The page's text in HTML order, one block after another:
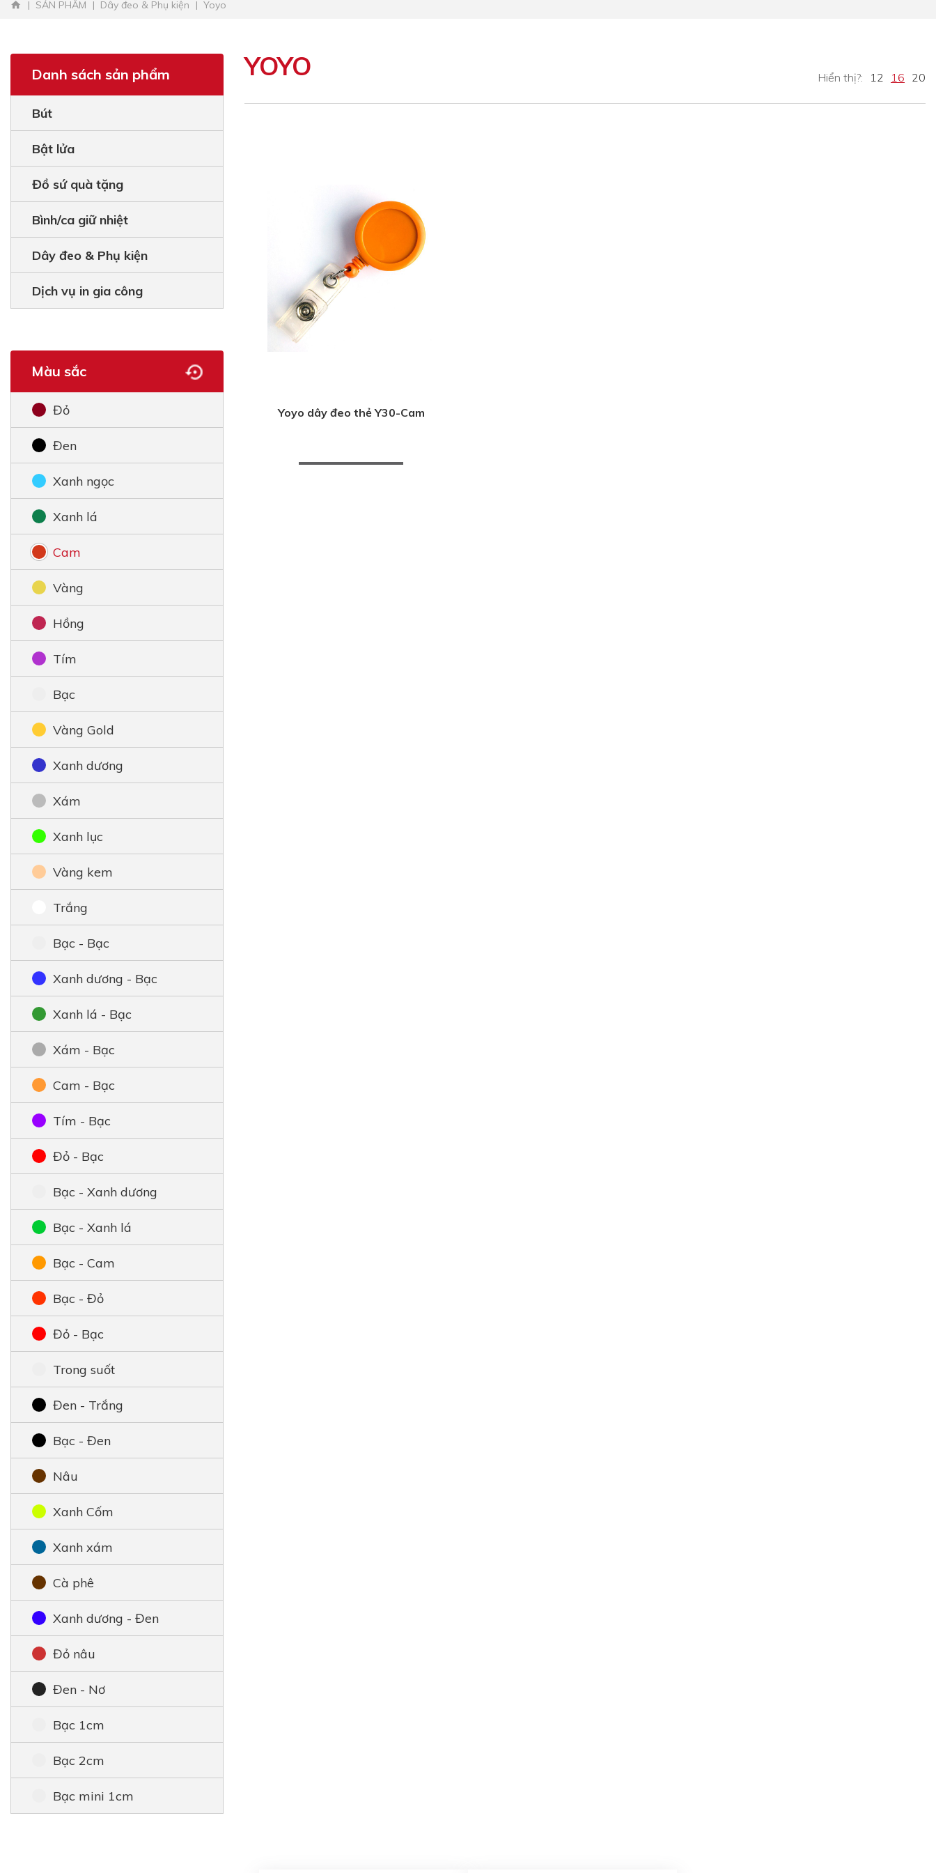
SẢN PHẨM Dây đeo & Phụ kiện Yoyo
Danh sách sản phẩm
Bút
Bật lửa
Đồ sứ quà tặng
Bình/ca giữ nhiệt
Dây đeo & Phụ kiện
Dịch vụ in gia công
Màu sắc
Đỏ
Đen
Xanh ngọc
Xanh lá
Cam
Vàng
Hồng
Tím
Bạc
Vàng Gold
Xanh dương
Xám
Xanh lục
Vàng kem
Trắng
Bạc - Bạc
Xanh dương - Bạc
Xanh lá - Bạc
Xám - Bạc
Cam - Bạc
Tím - Bạc
Đỏ - Bạc
Bạc - Xanh dương
Bạc - Xanh lá
Bạc - Cam
Bạc - Đỏ
Đỏ - Bạc
Trong suốt
Đen - Trắng
Bạc - Đen
Nâu
Xanh Cốm
Xanh xám
Cà phê
Xanh dương - Đen
Đỏ nâu
Đen - Nơ
Bạc 1cm
Bạc 2cm
Bạc mini 1cm
YOYO Hiển thị?: 12 16 20
Yoyo dây đeo thẻ Y30-Cam